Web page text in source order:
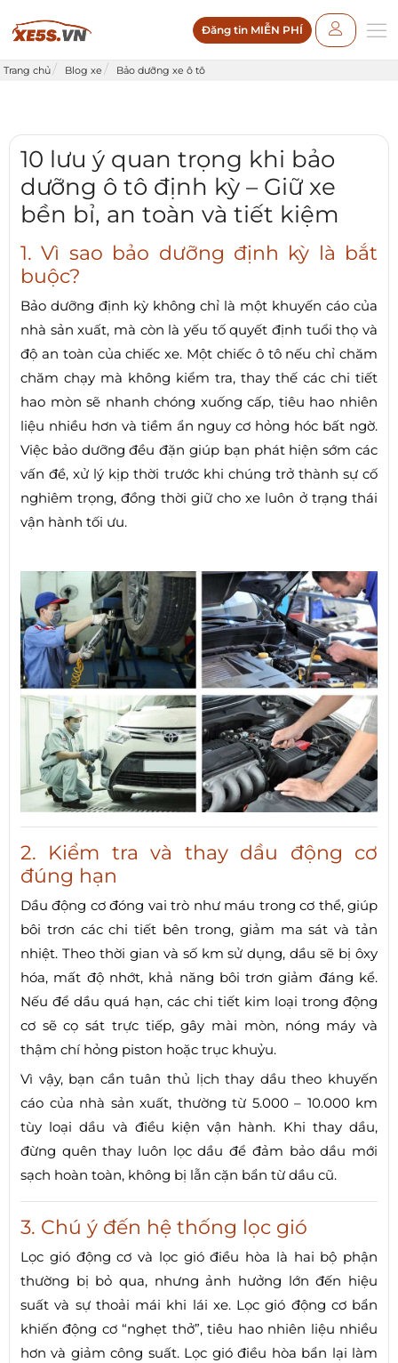
Đăng tin MIỄN PHÍ
Trang chủ Blog xe Bảo dưỡng xe ô tô
10 lưu ý quan trọng khi bảo
dưỡng ô tô định kỳ – Giữ xe
bền bỉ, an toàn và tiết kiệm
1. Vì sao bảo dưỡng định kỳ là bắt
buộc?
Bảo dưỡng định kỳ không chỉ là một khuyến cáo của
nhà sản xuất, mà còn là yếu tố quyết định tuổi thọ và
độ an toàn của chiếc xe. Một chiếc ô tô nếu chỉ chăm
chăm chạy mà không kiểm tra, thay thế các chi tiết
hao mòn sẽ nhanh chóng xuống cấp, tiêu hao nhiên
liệu nhiều hơn và tiềm ẩn nguy cơ hỏng hóc bất ngờ.
Việc bảo dưỡng đều đặn giúp bạn phát hiện sớm các
vấn đề, xử lý kịp thời trước khi chúng trở thành sự cố
nghiêm trọng, đồng thời giữ cho xe luôn ở trạng thái
vận hành tối ưu.
2. Kiểm tra và thay dầu động cơ
đúng hạn
Dầu động cơ đóng vai trò như máu trong cơ thể, giúp
bôi trơn các chi tiết bên trong, giảm ma sát và tản
nhiệt. Theo thời gian và số km sử dụng, dầu sẽ bị ôxy
hóa, mất độ nhớt, khả năng bôi trơn giảm đáng kể.
Nếu để dầu quá hạn, các chi tiết kim loại trong động
cơ sẽ cọ sát trực tiếp, gây mài mòn, nóng máy và
thậm chí hỏng piston hoặc trục khuỷu.
Vì vậy, bạn cần tuân thủ lịch thay dầu theo khuyến
cáo của nhà sản xuất, thường từ 5.000 – 10.000 km
tùy loại dầu và điều kiện vận hành. Khi thay dầu,
đừng quên thay luôn lọc dầu để đảm bảo dầu mới
sạch hoàn toàn, không bị lẫn cặn bẩn từ dầu cũ.
3. Chú ý đến hệ thống lọc gió
Lọc gió động cơ và lọc gió điều hòa là hai bộ phận
thường bị bỏ qua, nhưng ảnh hưởng lớn đến hiệu
suất và sự thoải mái khi lái xe. Lọc gió động cơ bẩn
khiến động cơ “nghẹt thở”, tiêu hao nhiên liệu nhiều
hơn và giảm công suất. Lọc gió điều hòa bẩn lại làm